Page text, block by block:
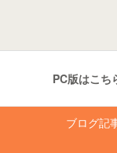
PC版はこち
ブログ記